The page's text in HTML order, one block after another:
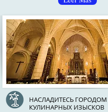
НАСЛАДИТЕСЬ ГОРОДОМ
КУЛИНАРНЫХ ИЗЫСКОВ